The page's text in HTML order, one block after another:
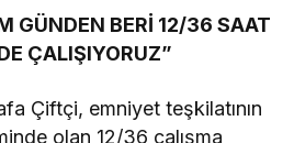
GÜNDEN BERİ 12/36 SAAT
ÇALIŞIYORUZ”
Çiftçi, emniyet teşkilatının
olan 12/36 çalışma